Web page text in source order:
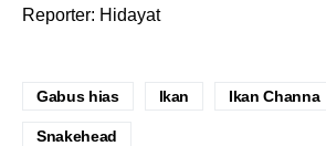
Reporter: Hidayat
Gabus hias Ikan Ikan Channa
Snakehead